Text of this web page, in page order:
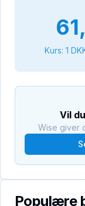
Kurs: 1
Vil
Wise giver
Populære